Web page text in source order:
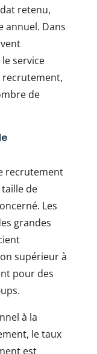
retenu,
annuel. Dans
service
de
recrutement
de
Les
grandes
supérieur à
pour des
à la
le taux
est